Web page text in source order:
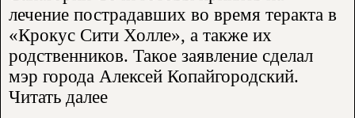
лечение пострадавших во время теракта в
«Крокус Сити Холле», а также их
родственников. Такое заявление сделал
мэр города Алексей Копайгородский.
Читать далее